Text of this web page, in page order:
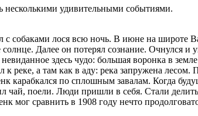
несколькими удивительными событиями.
собаками лося всю ночь. В июне на широте
Далее он потерял сознание. Очнулся и
здесь чудо: большая воронка в
а там как в аду: река запружена лесом.
карабкался по сплошным завалам. Когда
поели. Люди пришли в себя. Стали
мог сравнить в 1908 году нечто